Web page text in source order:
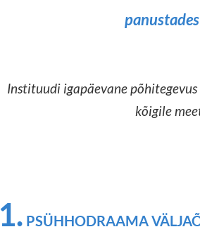
Instituudi igapäevane põhitegevus
kõigile
1. PSÜHHODRAAMA